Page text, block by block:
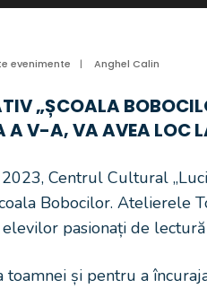
evenimente | Anghel Calin
„ȘCOALA
A V-A, VA AVEA LOC
Centrul Cultural
Bobocilor. Atelierele
pasionați de
și pentru a